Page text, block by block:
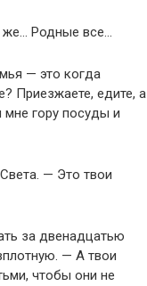
Родные все…
— это когда
Приезжаете, едите, а
мне гору посуды и
— Это твои
за двенадцатью
— А твои
чтобы они не